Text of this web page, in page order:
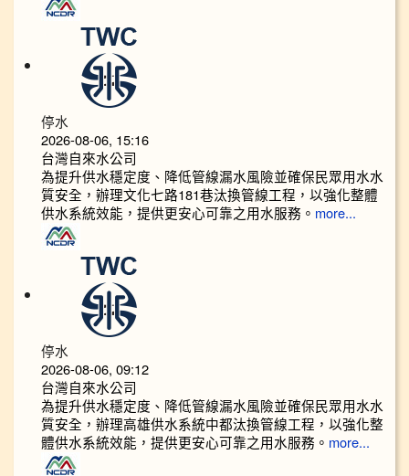
停水
2026-08-06, 15:16
台灣自來水公司
為提升供水穩定度、降低管線漏水風險並確保民眾用水水
質安全，辦理文化七路181巷汰換管線工程，以強化整體
供水系統效能，提供更安心可靠之用水服務。 more...
停水
2026-08-06, 09:12
台灣自來水公司
為提升供水穩定度、降低管線漏水風險並確保民眾用水水
質安全，辦理高雄供水系統中都汰換管線工程，以強化整
體供水系統效能，提供更安心可靠之用水服務。 more...